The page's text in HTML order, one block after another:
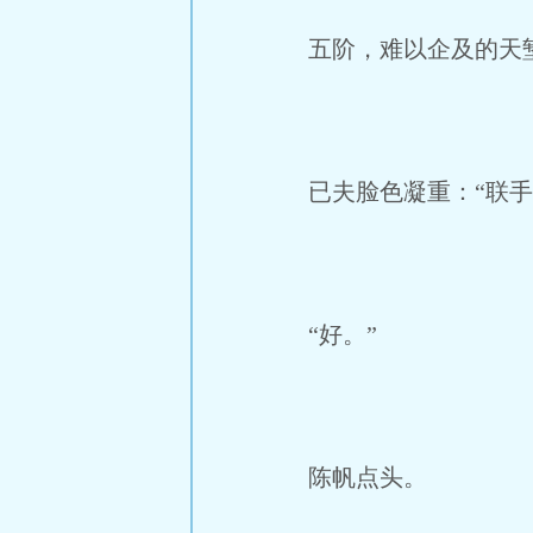
五阶，难以企及的天
已夫脸色凝重：“联
“好。”
陈帆点头。